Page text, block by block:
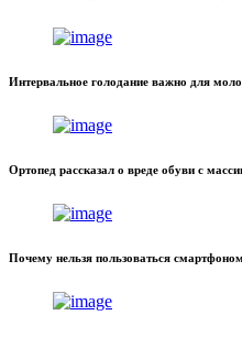
Интервальное голодание важно для
Ортопед рассказал о вреде обуви с
Почему нельзя пользоваться